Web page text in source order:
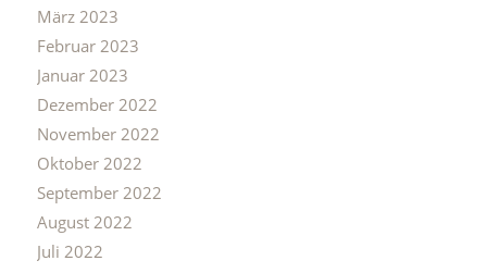
März 2023
Februar 2023
Januar 2023
Dezember 2022
November 2022
Oktober 2022
September 2022
August 2022
Juli 2022